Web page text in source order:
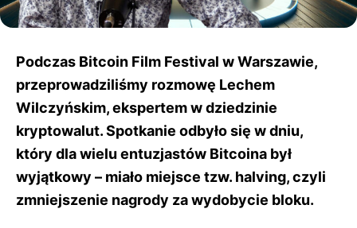
Podczas Bitcoin Film Festival w Warszawie,
przeprowadziliśmy rozmowę Lechem
Wilczyńskim, ekspertem w dziedzinie
kryptowalut. Spotkanie odbyło się w dniu,
który dla wielu entuzjastów Bitcoina był
wyjątkowy – miało miejsce tzw. halving, czyli
zmniejszenie nagrody za wydobycie bloku.